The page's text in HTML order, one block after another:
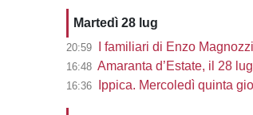
Martedì 28 lug
20:59 I familiari di Enzo Magnozzi a
16:48 Amaranta d’Estate, il 28
16:36 Ippica. Mercoledì quinta